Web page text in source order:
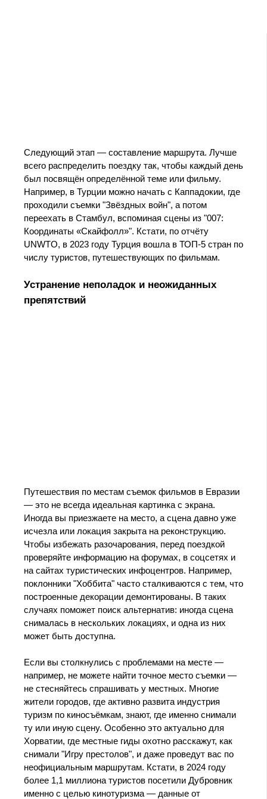
Следующий этап — составление маршрута. Лучше
всего распределить поездку так, чтобы каждый день
был посвящён определённой теме или фильму.
Например, в Турции можно начать с Каппадокии, где
проходили съемки "Звёздных войн", а потом
переехать в Стамбул, вспоминая сцены из "007:
Координаты «Скайфолл»". Кстати, по отчёту
UNWTO, в 2023 году Турция вошла в ТОП-5 стран по
числу туристов, путешествующих по фильмам.
Устранение неполадок и неожиданных
препятствий
Путешествия по местам съемок фильмов в Евразии
— это не всегда идеальная картинка с экрана.
Иногда вы приезжаете на место, а сцена давно уже
исчезла или локация закрыта на реконструкцию.
Чтобы избежать разочарования, перед поездкой
проверяйте информацию на форумах, в соцсетях и
на сайтах туристических инфоцентров. Например,
поклонники "Хоббита" часто сталкиваются с тем, что
построенные декорации демонтированы. В таких
случаях поможет поиск альтернатив: иногда сцена
снималась в нескольких локациях, и одна из них
может быть доступна.
Если вы столкнулись с проблемами на месте —
например, не можете найти точное место съемки —
не стесняйтесь спрашивать у местных. Многие
жители городов, где активно развита индустрия
туризм по киносъёмкам, знают, где именно снимали
ту или иную сцену. Особенно это актуально для
Хорватии, где местные гиды охотно расскажут, как
снимали "Игру престолов", и даже проведут вас по
неофициальным маршрутам. Кстати, в 2024 году
более 1,1 миллиона туристов посетили Дубровник
именно с целью кинотуризма — данные от